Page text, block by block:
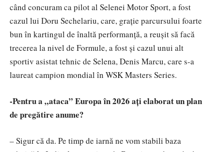
când concuram ca pilot al Selenei Motor Sport, a fost
cazul lui Doru Sechelariu, care, grație parcursului foarte
bun în kartingul de înaltă performanță, a reușit să facă
trecerea la nivel de Formule, a fost și cazul unui alt
sportiv asistat tehnic de Selena, Denis Marcu, care s-a
laureat campion mondial în WSK Masters Series.
-Pentru a „ataca” Europa în 2026 ați elaborat un plan
de pregătire anume?
– Sigur că da. Pe timp de iarnă ne vom stabili baza